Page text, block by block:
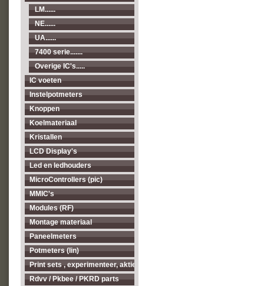
LM......
NE......
UA......
7400 serie.......
Overige IC's.....
IC voeten
Instelpotmeters
Knoppen
Koelmateriaal
Kristallen
LCD Display's
Led en ledhouders
MicroControllers (pic)
MMIC's
Modules (RF)
Montage materiaal
Paneelmeters
Potmeters (lin)
Print sets , experimenteer, aktieve antenne's enz...
Rdvv / Pkbee / PKRD parts